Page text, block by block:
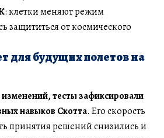
: клетки меняют режим
защититься от космического
для будущих полетов на
тесты зафиксировали
навыков Скотта. Его скорость
принятия решений снизились и